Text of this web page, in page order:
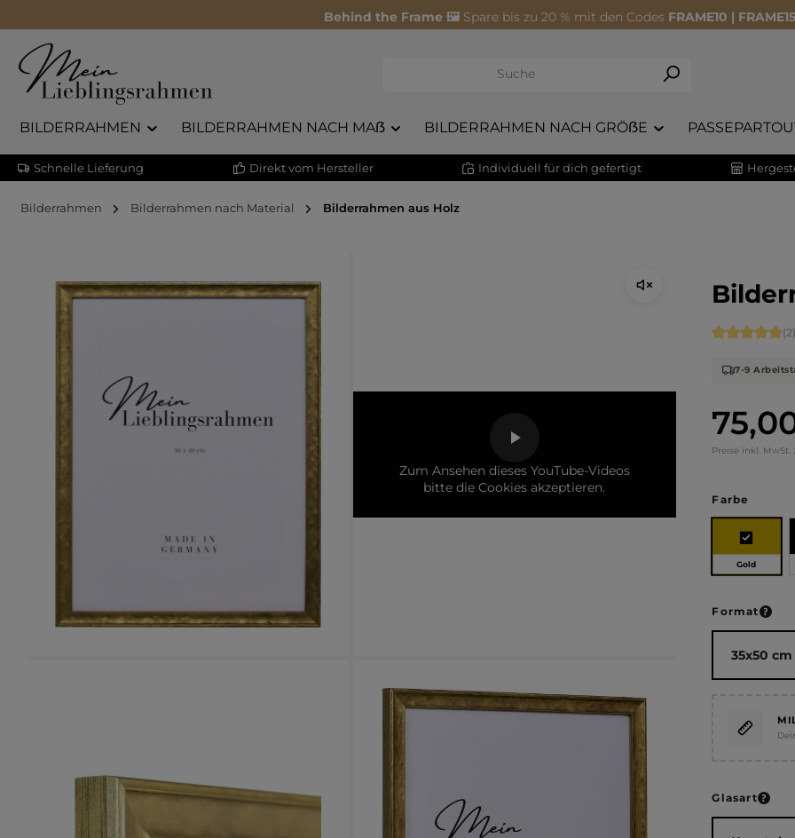
Behind the Frame 🖼️ Spare bis zu 20 % mit den Codes FRAME10 |
BILDERRAHMEN BILDERRAHMEN NACH MAẞ BILDERRAHMEN NACH GRÖẞE
Schnelle Lieferung Direkt vom Hersteller Individuell für dich gefertigt
Bilderrahmen Bilderrahmen nach Material Bilderrahmen aus Holz
Zum Ansehen dieses YouTube-Videos
bitte die Cookies akzeptieren.
Regulärer
Preise inkl. MwSt.
(2)
7-9
Farbe
Gold
Format
Glasart